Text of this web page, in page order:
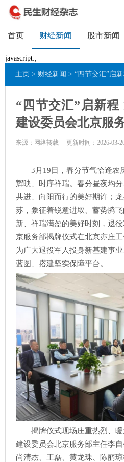
首页 财经新闻 股市新闻
javascript:;
主页 > 财经新闻 > “四节交汇”启新程 退役军
“四节交汇”启新
建设委员会北京服
来源：网络转载 更新时间：2026-03-
3月19日，春分节气恰逢农
辉映、时序祥瑞。春分昼夜均
共进、向阳而行的美好期许；
苏，象征着锐意进取、蓄势腾
新、祥瑞满盈的美好时刻，退
京服务部揭牌仪式在北京亦庄
为广大退役军人投身新基建事
蓝图、搭建坚实保障平台。
揭牌仪式现场庄重热烈、
建设委员会北京服务部主任李
尚清杰、王磊、黄龙珠、陈丽